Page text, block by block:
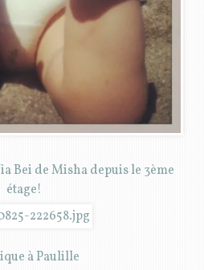
Bei de Misha depuis le 3ème
étage!
à Paulille